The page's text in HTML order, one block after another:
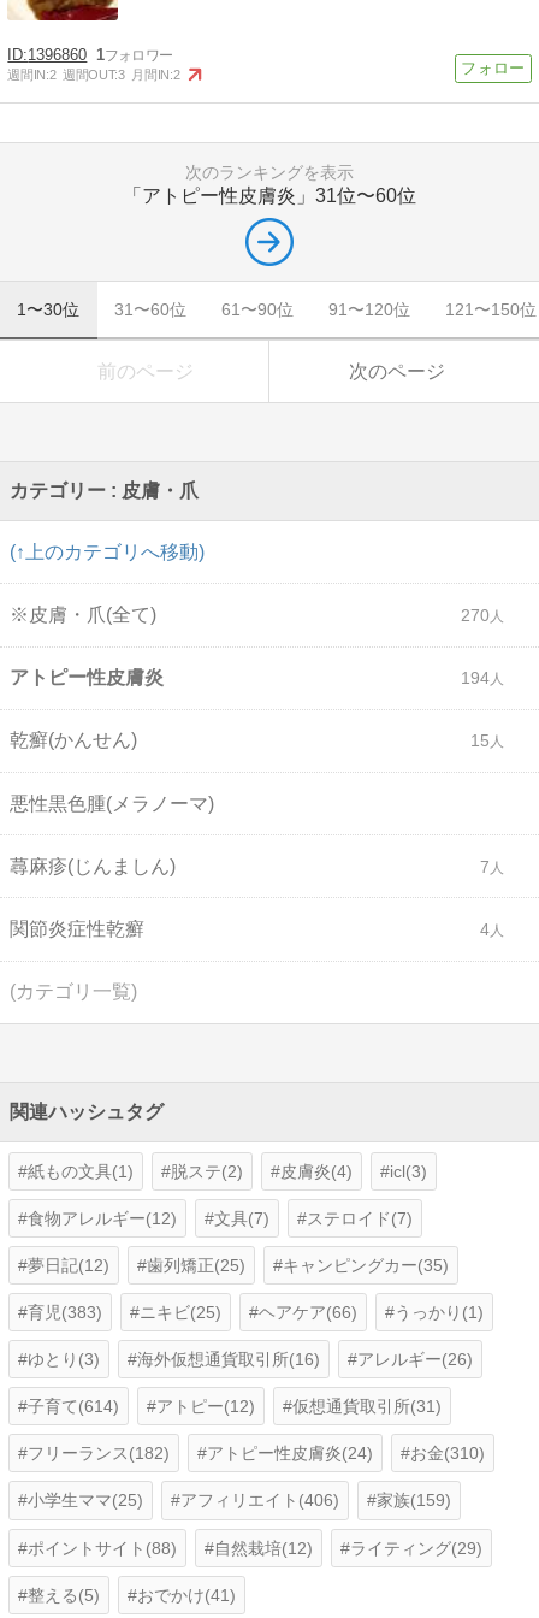
1396860 1
週間IN:2 週間OUT:3 月間IN:2
次のランキングを表示
「アトピー性皮膚炎」 31位〜60位
1〜30位 31〜60位 61〜90位 91〜120位 121〜150位
前のページ 次のページ
カテゴリー : 皮膚・爪
(↑上のカテゴリへ移動)
※皮膚・爪(全て) 270
アトピー性皮膚炎 194
乾癬(かんせん) 15
悪性黒色腫(メラノーマ)
蕁麻疹(じんましん) 7
関節炎症性乾癬 4
(カテゴリ一覧)
関連ハッシュタグ
紙もの文具(1) 脱ステ(2) 皮膚炎(4) icl(3)
食物アレルギー(12) 文具(7) ステロイド(7)
夢日記(12) 歯列矯正(25) キャンピングカー(35)
育児(383) ニキビ(25) ヘアケア(66) うっかり(1)
ゆとり(3) 海外仮想通貨取引所(16) アレルギー(26)
子育て(614) アトピー(12) 仮想通貨取引所(31)
フリーランス(182) アトピー性皮膚炎(24) お金(310)
小学生ママ(25) アフィリエイト(406) 家族(159)
ポイントサイト(88) 自然栽培(12) ライティング(29)
整える(5) おでかけ(41)